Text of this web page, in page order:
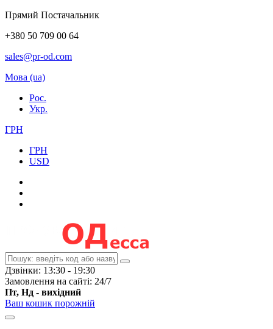
Прямий Постачальник
+380 50 709 00 64
sales@pr-od.com
Мова (ua)
Рос.
Укр.
ГРН
ГРН
USD
Дзвінки: 13:30 - 19:30
Замовлення на сайті: 24/7
Пт, Нд - вихідний
Ваш кошик порожній